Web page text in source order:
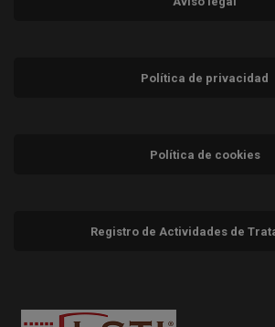
Política de privacidad
Política de cookies
Registro de Actividades de